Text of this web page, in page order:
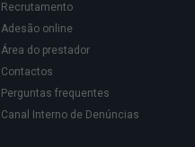
Recrutamento
Adesão online
Área do prestador
Contactos
Perguntas frequentes
Canal Interno de Denúncias